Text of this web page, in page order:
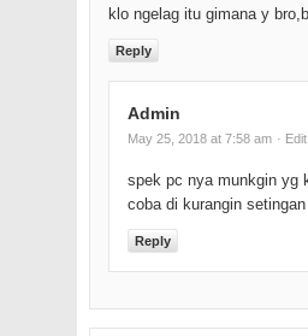
klo ngelag itu gimana y
Reply
Admin
May 25, 2018 at 7:58 am · Edit
spek pc nya munkgin yg
coba di kurangin
Reply